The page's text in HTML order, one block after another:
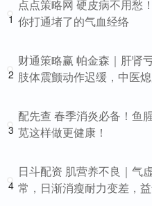
1
点点策略网 硬皮病不用愁
你打通堵了的气血经络
2
财通策略赢 帕金森｜肝肾
肢体震颤动作迟缓，中医
3
配先查 春季消炎必备！鱼
苋这样做更健康！
4
日斗配资 肌营养不良｜气
常，日渐消瘦耐力变差，